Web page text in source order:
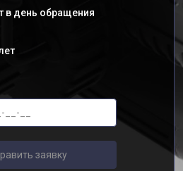
в день обращения
заявку